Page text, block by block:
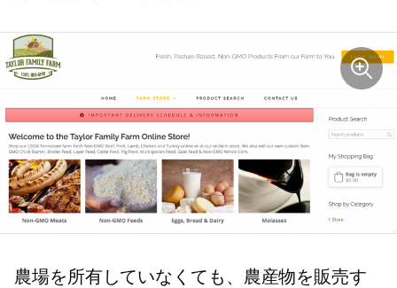
農場を所有していなくても、農産物を販売す